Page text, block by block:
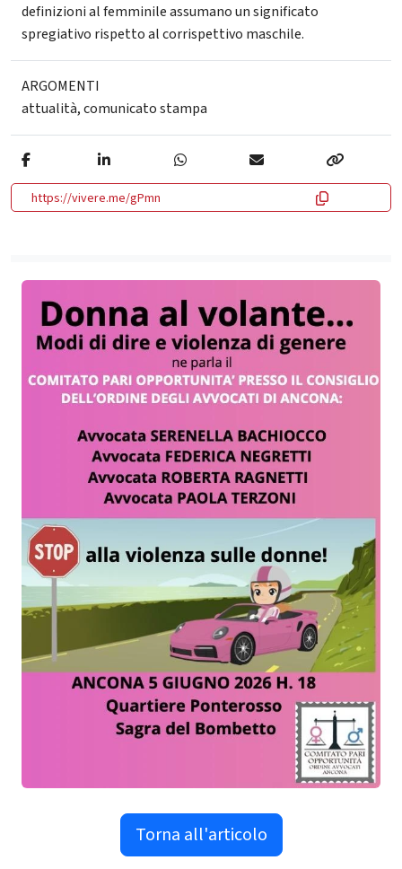
definizioni al femminile assumano un significato
spregiativo rispetto al corrispettivo maschile.
ARGOMENTI
attualità,comunicato stampa
https://vivere.me/gPmn
Torna all'articolo